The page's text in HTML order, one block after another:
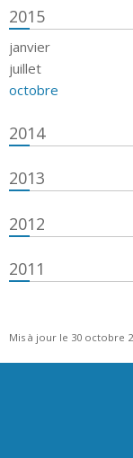
2015
janvier
juillet
octobre
2014
2013
2012
2011
Mis à jour le 30 octobre